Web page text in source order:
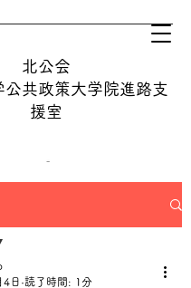
北公会
公共政策大学院進路支
援室
4日 読了時間: 1分